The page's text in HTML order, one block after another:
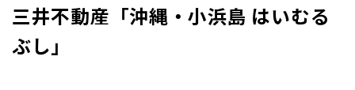
三井不動産「沖縄・小浜島 はいむる
ぶし」